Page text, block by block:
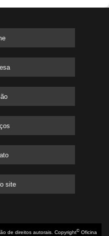
site
de direitos autorais. Copyright©Oficina